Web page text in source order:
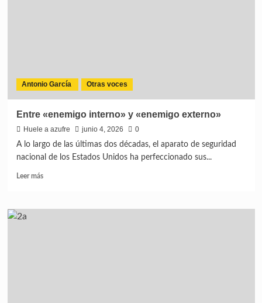
Antonio García Otras voces
Entre «enemigo interno» y «enemigo externo»
Huele a azufre junio 4, 2026
0
A lo largo de las últimas dos décadas, el aparato de seguridad
nacional de los Estados Unidos ha perfeccionado sus...
Leer más